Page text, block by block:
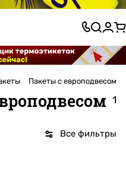
Пакеты с европодвесом
1
Все фильтры